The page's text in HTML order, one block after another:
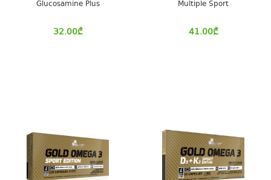
Glucosamine Plus
32.00₾
Multiple Sport
41.00₾